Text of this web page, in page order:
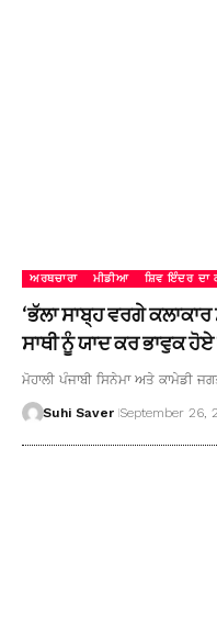
ਅਰਥਚਾਰਾ ਮੀਡੀਆ ਸ਼ਿਵ ਇੰਦਰ ਦਾ
‘ਭੱਲਾ ਸਾਬ੍ਹ ਵਰਗੇ ਕਲਾਕਾਰ
ਸਾਥੀ ਨੂੰ ਯਾਦ ਕਰ ਭਾਵੁਕ
ਮੋਹਾਲੀ ਪੰਜਾਬੀ ਸਿਨੇਮਾ ਅਤੇ ਕਾਮੇਡੀ
Suhi Saver September 26,